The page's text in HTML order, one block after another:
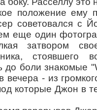
положение ему
советовался с
еще один
затвором
стоявшего
до боли знакомые
вечера - из
которые Джон в